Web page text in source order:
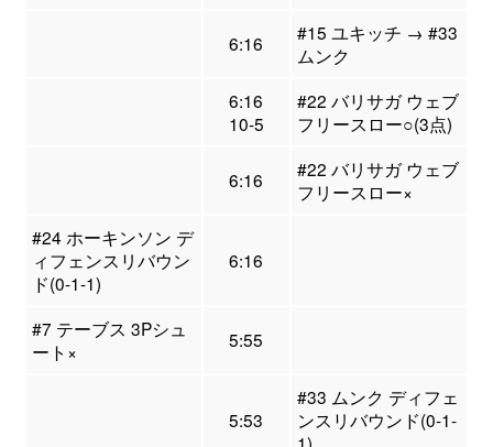
6:16
#15 ユキッチ → #33
ムンク
6:16
10-5
#22 バリサガ ウェブ
フリースロー○(3点)
6:16
#22 バリサガ ウェブ
フリースロー×
#24 ホーキンソン デ
ィフェンスリバウン
ド(0-1-1)
6:16
#7 テーブス 3Pシュ
ート×
5:55
5:53
#33 ムンク ディフェ
ンスリバウンド(0-1-